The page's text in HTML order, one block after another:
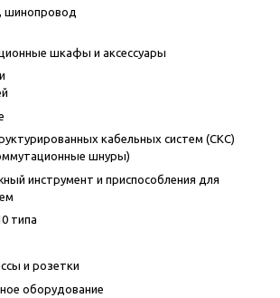
шкафы и аксессуары
кабельных систем (СКС)
шнуры)
инструмент и приспособления для
типа
и розетки
оборудование